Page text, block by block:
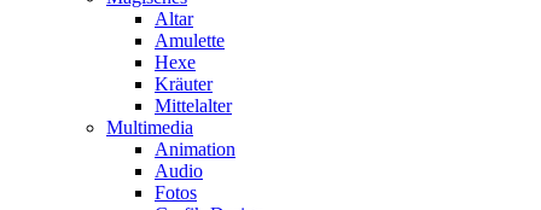
Altar
Amulette
Hexe
Kräuter
Mittelalter
Multimedia
Animation
Audio
Fotos